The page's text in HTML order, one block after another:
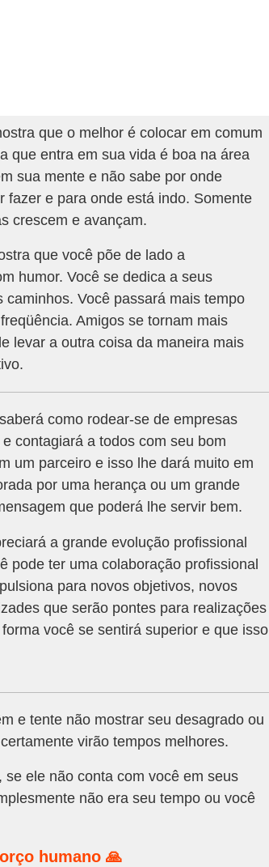
que o melhor é colocar em comum
que entra em sua vida é boa na área
sua mente e não sabe por onde
fazer e para onde está indo. Somente
crescem e avançam.
que você põe de lado a
humor. Você se dedica a seus
Você passará mais tempo
Amigos se tornam mais
levar a outra coisa da maneira mais
como rodear-se de empresas
contagiará a todos com seu bom
um parceiro e isso lhe dará muito em
por uma herança ou um grande
que poderá lhe servir bem.
a grande evolução profissional
pode ter uma colaboração profissional
para novos objetivos, novos
que serão pontes para realizações
você se sentirá superior e que isso
e tente não mostrar seu desagrado ou
virão tempos melhores.
ele não conta com você em seus
não era seu tempo ou você
humano 🙏